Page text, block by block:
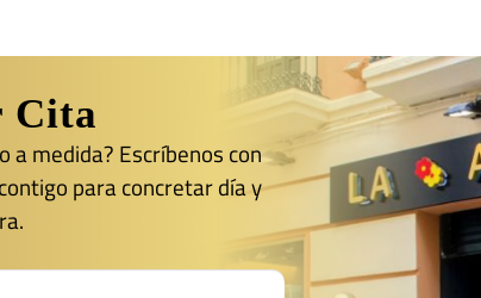
Cita
a medida? Escríbenos con
para concretar día y